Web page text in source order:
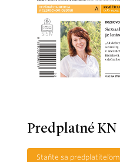
Predplatné KN
Staňte sa predplatiteľom